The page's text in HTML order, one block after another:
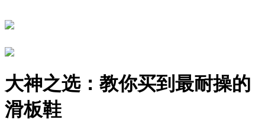
大神之选：教你买到最耐操的
滑板鞋